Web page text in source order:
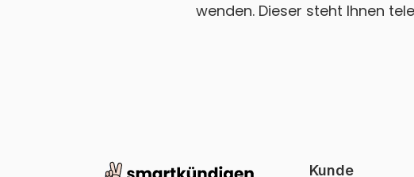
wenden. Dieser steht Ihnen
Kunde